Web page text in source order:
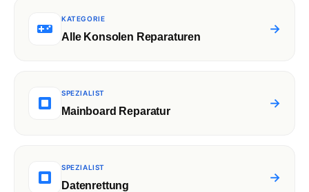
KATEGORIE
Alle Konsolen Reparaturen
→
SPEZIALIST
Mainboard Reparatur
→
SPEZIALIST
Datenrettung
→